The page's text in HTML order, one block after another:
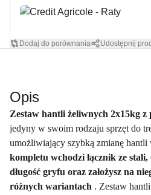
Dodaj do porównania Udostępnij
Opis
Zestaw hantli żeliwnych 2x15kg z
jedyny w swoim rodzaju sprzęt do
umożliwiający szybką zmianę hantli
kompletu wchodzi łącznik ze
długość gryfu oraz założysz na
różnych wariantach . Zestaw